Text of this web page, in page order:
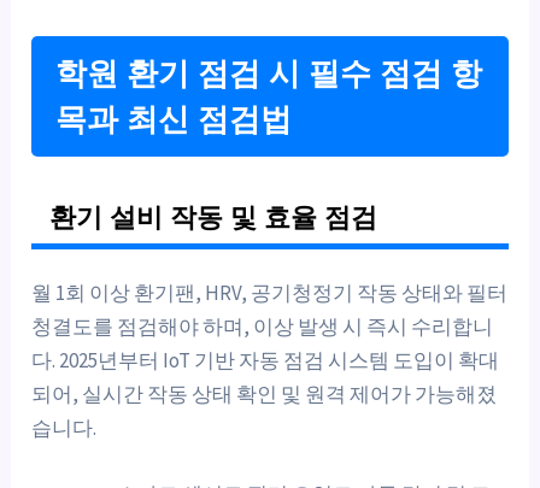
학원 환기 점검 시 필수 점검 항
목과 최신 점검법
환기 설비 작동 및 효율 점검
월 1회 이상 환기팬, HRV, 공기청정기 작동 상태와 필터
청결도를 점검해야 하며, 이상 발생 시 즉시 수리합니
다. 2025년부터 IoT 기반 자동 점검 시스템 도입이 확대
되어, 실시간 작동 상태 확인 및 원격 제어가 가능해졌
습니다.